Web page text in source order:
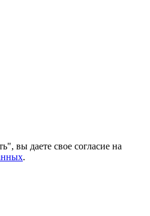
вы даете свое согласие на
.